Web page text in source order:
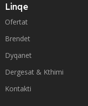
Linqe
Ofertat
Brendet
Dyqanet
Dergesat & Kthimi
Kontakti